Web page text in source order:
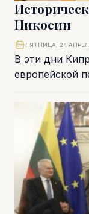
Никосии
В эти дни
европейской
участием
ПЯТНИЦА, 24